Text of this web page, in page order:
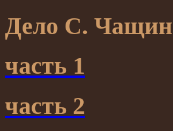
Дело С.
часть 1
часть 2